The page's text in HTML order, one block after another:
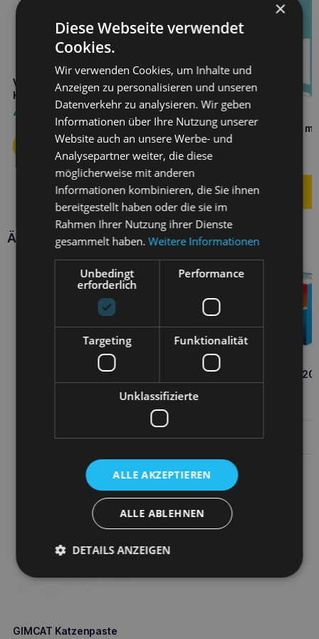
VETFOOD Amylactiv digest 120
Kapseln
47,50
VETFOOD Flora Balance
Kapseln
12,10€
Ähnliche Produkte
GIMCAT Katzenpaste
VETFOOD Cardioforce 120
Kapseln
Weiterlesen
×
Diese Webseite verwendet
Cookies.
Wir verwenden Cookies, um Inhalte und
Anzeigen zu personalisieren und unseren
Datenverkehr zu analysieren. Wir geben
Informationen über Ihre Nutzung unserer
Website auch an unsere Werbe- und
Analysepartner weiter, die diese
möglicherweise mit anderen
Informationen kombinieren, die Sie ihnen
bereitgestellt haben oder die sie im
Rahmen Ihrer Nutzung ihrer Dienste
gesammelt haben.Weitere Informationen
Unbedingt
erforderlich
Performance
Targeting Funktionalität
Unklassifizierte
ALLE AKZEPTIEREN
ALLE ABLEHNEN
DETAILS ANZEIGEN